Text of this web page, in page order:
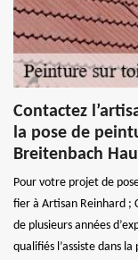
Contactez
la pose de
Breitenbach
Pour votre projet de
fier à Artisan Reinhard ;
de plusieurs années
qualifiés l’assiste dans